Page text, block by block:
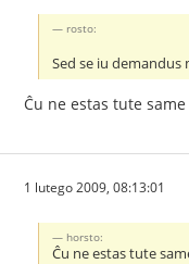
rosto:
Sed se iu
Ĉu ne estas tute
1 lutego 2009, 08:13:01
horsto:
Ĉu ne estas tute